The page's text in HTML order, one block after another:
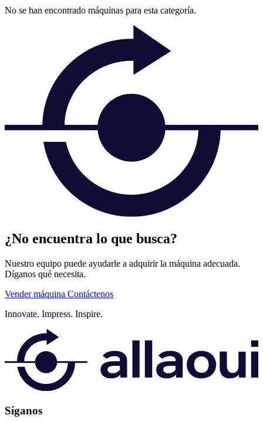
No se han encontrado máquinas para esta categoría.
¿No encuentra lo que busca?
Nuestro equipo puede ayudarle a adquirir la máquina adecuada.
Díganos qué necesita.
Vender máquina Contáctenos
Innovate. Impress. Inspire.
Síganos